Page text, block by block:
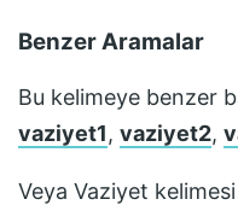
Benzer Aramalar
Bu kelimeye benzer
vaziyet1, vaziyet2,
Veya Vaziyet kelimesi